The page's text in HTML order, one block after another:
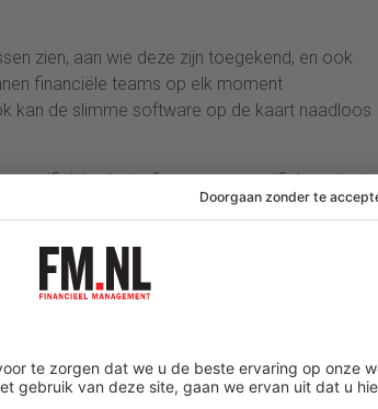
zien, aan wie deze zijn toegekend, en ook
financiële teams op elk moment
kan de slimme software op de kaart naadloos
specifiek budget of voor een specifiek project.
events of sales aangezien zij vaak direct
ook virtueel zijn, waardoor de
kwijtraakten, of dat nu een persoonlijke
om de betaalpas te laten blokkeren, en
worden verwerkt. Met een slimme